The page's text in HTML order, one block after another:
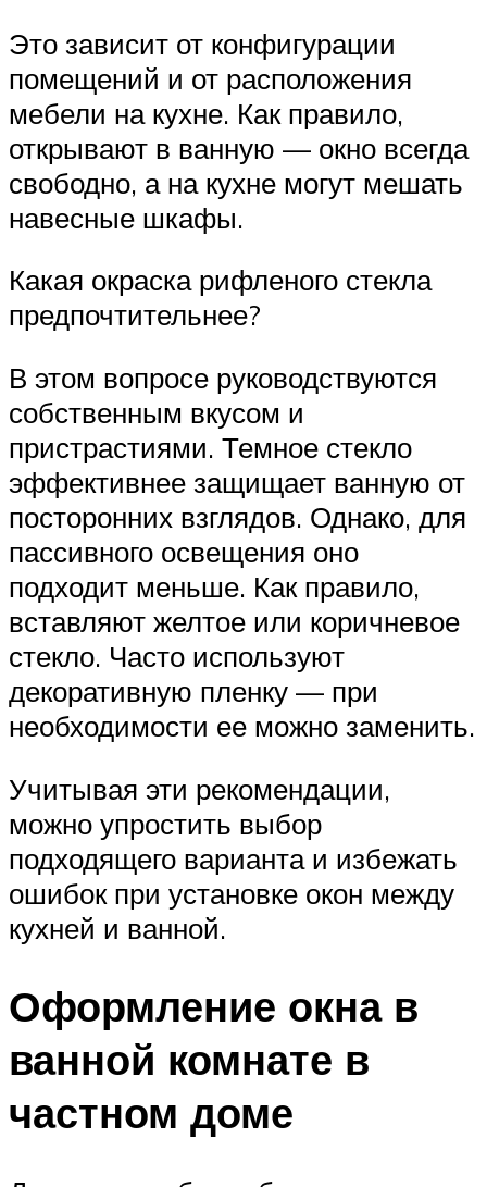
Это зависит от конфигурации
помещений и от расположения
мебели на кухне. Как правило,
открывают в ванную — окно всегда
свободно, а на кухне могут мешать
навесные шкафы.
Какая окраска рифленого стекла
предпочтительнее?
В этом вопросе руководствуются
собственным вкусом и
пристрастиями. Темное стекло
эффективнее защищает ванную от
посторонних взглядов. Однако, для
пассивного освещения оно
подходит меньше. Как правило,
вставляют желтое или коричневое
стекло. Часто используют
декоративную пленку — при
необходимости ее можно заменить.
Учитывая эти рекомендации,
можно упростить выбор
подходящего варианта и избежать
ошибок при установке окон между
кухней и ванной.
Оформление окна в
ванной комнате в
частном доме